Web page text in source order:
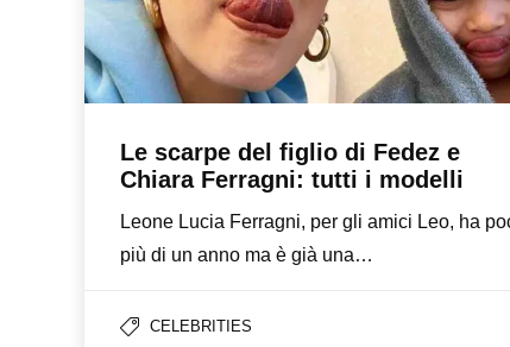
Le scarpe del figlio di Fedez e
Chiara Ferragni: tutti i modelli
Leone Lucia Ferragni, per gli amici Leo, ha
più di un anno ma è già una…
CELEBRITIES